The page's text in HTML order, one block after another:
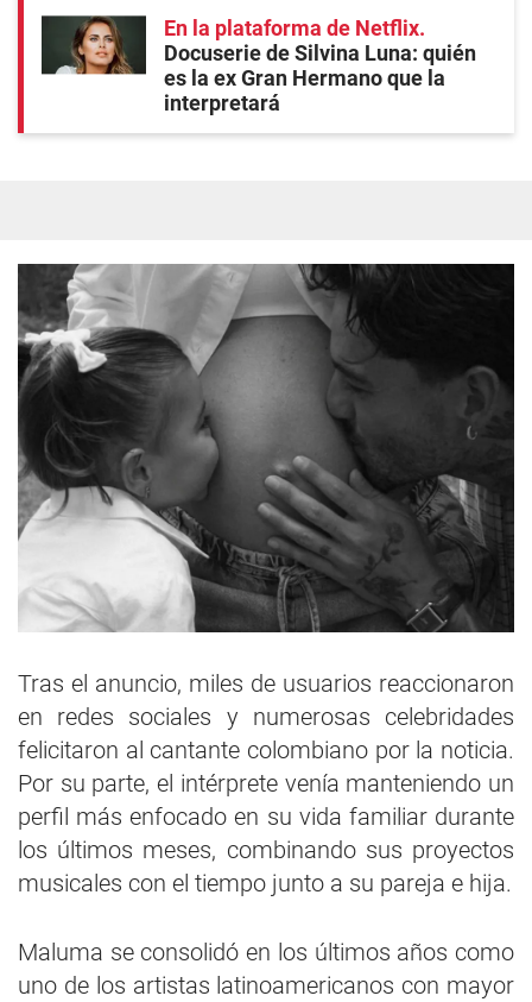
En la plataforma de Netflix
Docuserie de Silvina Luna: quién
es la ex Gran Hermano que la
interpretará
Tras el anuncio, miles de usuarios reaccionaron
en redes sociales y numerosas celebridades
felicitaron al cantante colombiano por la noticia.
Por su parte, el intérprete venía manteniendo un
perfil más enfocado en su vida familiar durante
los últimos meses, combinando sus proyectos
musicales con el tiempo junto a su pareja e hija.
Maluma se consolidó en los últimos años como
uno de los artistas latinoamericanos con mayor